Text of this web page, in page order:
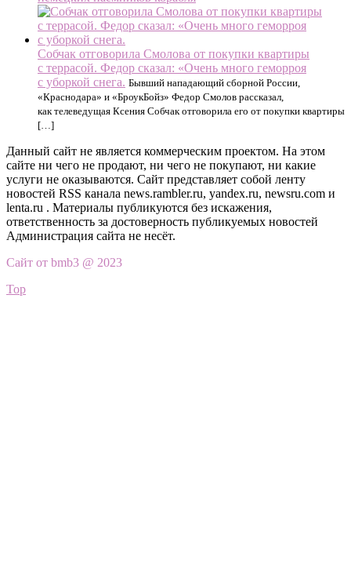
Собчак отговорила Смолова от покупки квартиры
с террасой. Федор сказал: «Очень много геморроя
с уборкой снега. Бывший нападающий сборной России,
«Краснодара» и «БроукБойз» Федор Смолов рассказал,
как телеведущая Ксения Собчак отговорила его от покупки квартиры
[…]
Данный сайт не является коммерческим проектом. На этом
сайте ни чего не продают, ни чего не покупают, ни какие
услуги не оказываются. Сайт представляет собой ленту
новостей RSS канала news.rambler.ru, yandex.ru, newsru.com и
lenta.ru . Материалы публикуются без искажения,
ответственность за достоверность публикуемых новостей
Администрация сайта не несёт.
Сайт от bmb3 @ 2023
Top